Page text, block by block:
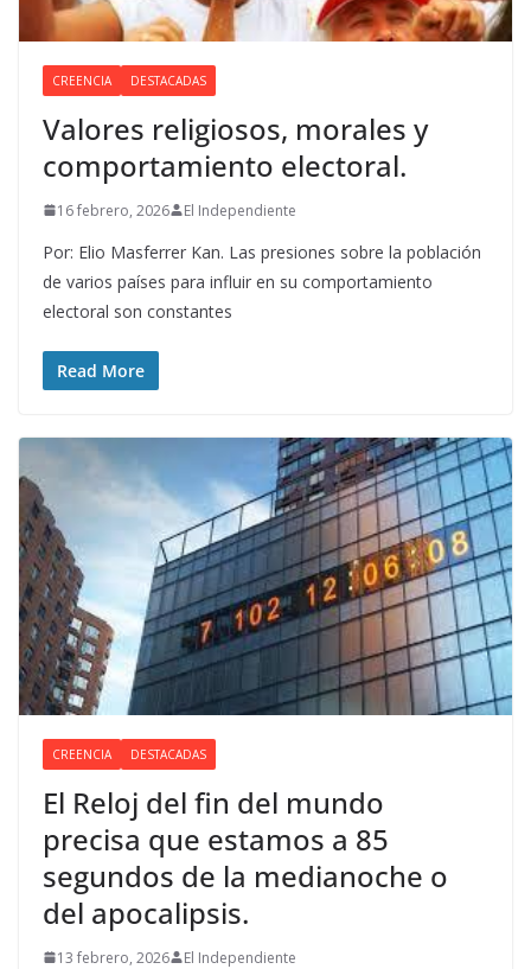
CREENCIA DESTACADAS
Valores religiosos, morales y
comportamiento electoral.
16 febrero, 2026 El Independiente
Por: Elio Masferrer Kan. Las presiones sobre la población
de varios países para influir en su comportamiento
electoral son constantes
Read More
CREENCIA DESTACADAS
El Reloj del fin del mundo
precisa que estamos a 85
segundos de la medianoche o
del apocalipsis.
13 febrero, 2026 El Independiente